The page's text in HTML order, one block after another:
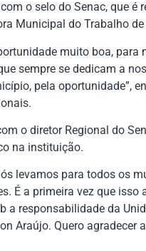
o selo do Senac, que é
Municipal do Trabalho
muito boa, para
sempre se dedicam a
pela oportunidade”,
o diretor Regional do
na instituição.
levamos para todos os
É a primeira vez que isso
a responsabilidade da
Araújo. Quero agradecer